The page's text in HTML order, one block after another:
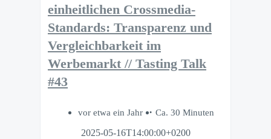
einheitlichen Crossmedia-
Standards: Transparenz und
Vergleichbarkeit im
Werbemarkt // Tasting Talk
#43
vor etwa ein Jahr
Ca. 30 Minuten
2025-05-16T14:00:00+0200